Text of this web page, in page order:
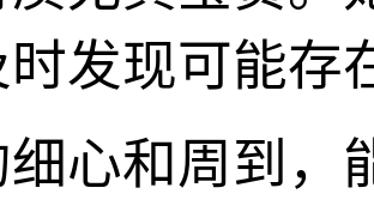
发现可能存
心和周到，